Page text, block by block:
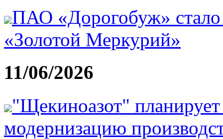
ПАО «Дорогобуж» стало
«Золотой Меркурий»
11/06/2026
"Щекиноазот"
модернизацию